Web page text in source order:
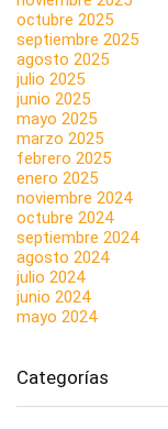
octubre 2025
septiembre 2025
agosto 2025
julio 2025
junio 2025
mayo 2025
marzo 2025
febrero 2025
enero 2025
noviembre 2024
octubre 2024
septiembre 2024
agosto 2024
julio 2024
junio 2024
mayo 2024
Categorías